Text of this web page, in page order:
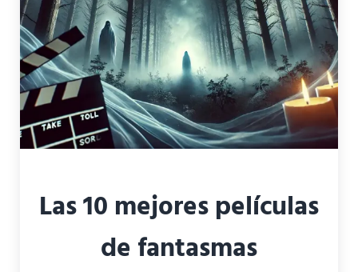
Las 10 mejores películas
de fantasmas